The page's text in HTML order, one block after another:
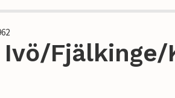
Fjälkinge/